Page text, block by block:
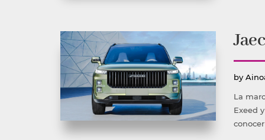
by
La
Exeed